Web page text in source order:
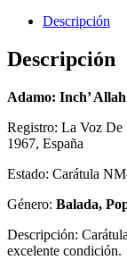
Descripción
Descripción
Adamo: Inch’
Registro: La Voz
1967, España
Estado: Carátula
Género: Balada,
Descripción:
excelente condición.